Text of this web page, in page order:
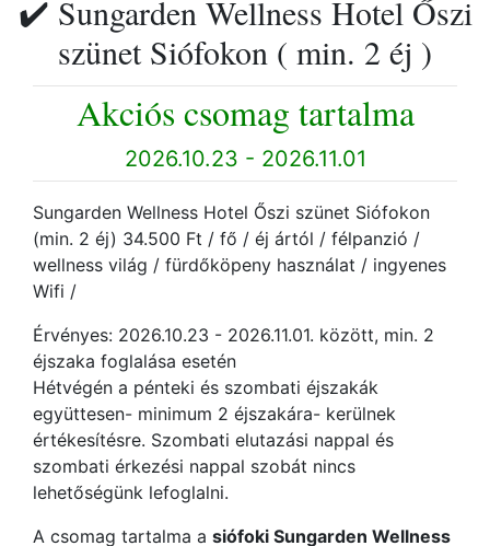
✔️ Sungarden Wellness Hotel Őszi
szünet Siófokon ( min. 2 éj )
Akciós csomag tartalma
2026.10.23 - 2026.11.01
Sungarden Wellness Hotel Őszi szünet Siófokon
(min. 2 éj) 34.500 Ft / fő / éj ártól / félpanzió /
wellness világ / fürdőköpeny használat / ingyenes
Wifi /
Érvényes: 2026.10.23 - 2026.11.01. között, min. 2
éjszaka foglalása esetén
Hétvégén a pénteki és szombati éjszakák
együttesen- minimum 2 éjszakára- kerülnek
értékesítésre. Szombati elutazási nappal és
szombati érkezési nappal szobát nincs
lehetőségünk lefoglalni.
A csomag tartalma a siófoki Sungarden Wellness